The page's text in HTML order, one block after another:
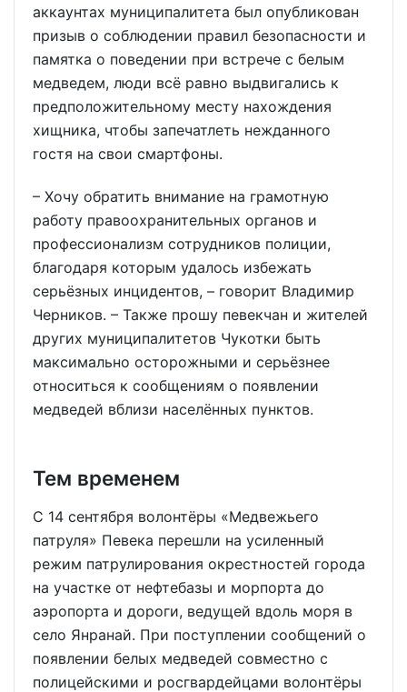
аккаунтах муниципалитета был опубликован
призыв о соблюдении правил безопасности и
памятка о поведении при встрече с белым
медведем, люди всё равно выдвигались к
предположительному месту нахождения
хищника, чтобы запечатлеть нежданного
гостя на свои смартфоны.
– Хочу обратить внимание на грамотную
работу правоохранительных органов и
профессионализм сотрудников полиции,
благодаря которым удалось избежать
серьёзных инцидентов, – говорит Владимир
Черников. – Также прошу певекчан и жителей
других муниципалитетов Чукотки быть
максимально осторожными и серьёзнее
относиться к сообщениям о появлении
медведей вблизи населённых пунктов.
Тем временем
С 14 сентября волонтёры «Медвежьего
патруля» Певека перешли на усиленный
режим патрулирования окрестностей города
на участке от нефтебазы и морпорта до
аэропорта и дороги, ведущей вдоль моря в
село Янранай. При поступлении сообщений о
появлении белых медведей совместно с
полицейскими и росгвардейцами волонтёры